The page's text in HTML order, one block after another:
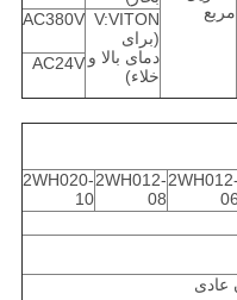
مربع
V:VITON
(برای
دمای بالا و
خلاء)
AC380V
AC24V
2WH012-
06
2WH012-
08
2WH020-
10
عادی